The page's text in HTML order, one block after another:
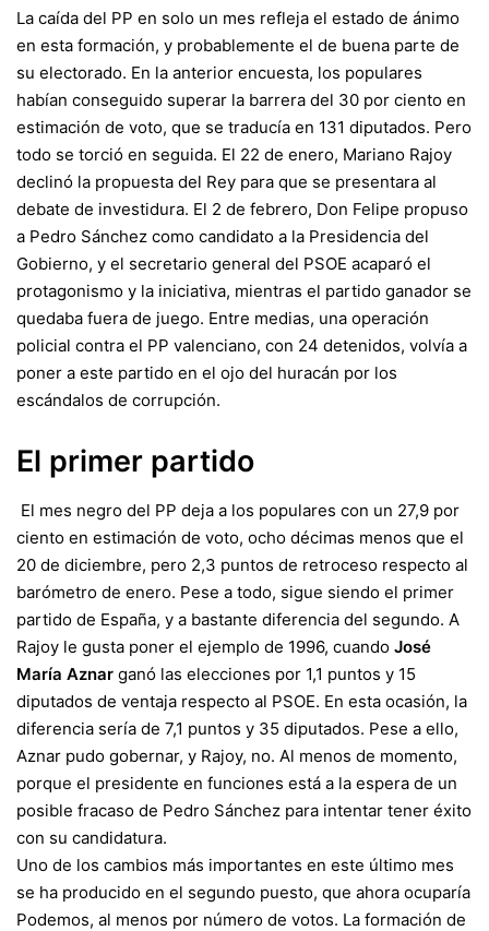
La caída del PP en solo un mes refleja el estado de ánimo
en esta formación, y probablemente el de buena parte de
su electorado. En la anterior encuesta, los populares
habían conseguido superar la barrera del 30 por ciento en
estimación de voto, que se traducía en 131 diputados. Pero
todo se torció en seguida. El 22 de enero, Mariano Rajoy
declinó la propuesta del Rey para que se presentara al
debate de investidura. El 2 de febrero, Don Felipe propuso
a Pedro Sánchez como candidato a la Presidencia del
Gobierno, y el secretario general del PSOE acaparó el
protagonismo y la iniciativa, mientras el partido ganador se
quedaba fuera de juego. Entre medias, una operación
policial contra el PP valenciano, con 24 detenidos, volvía a
poner a este partido en el ojo del huracán por los
escándalos de corrupción.
El primer partido
El mes negro del PP deja a los populares con un 27,9 por
ciento en estimación de voto, ocho décimas menos que el
20 de diciembre, pero 2,3 puntos de retroceso respecto al
barómetro de enero. Pese a todo, sigue siendo el primer
partido de España, y a bastante diferencia del segundo. A
Rajoy le gusta poner el ejemplo de 1996, cuando José
María Aznar ganó las elecciones por 1,1 puntos y 15
diputados de ventaja respecto al PSOE. En esta ocasión, la
diferencia sería de 7,1 puntos y 35 diputados. Pese a ello,
Aznar pudo gobernar, y Rajoy, no. Al menos de momento,
porque el presidente en funciones está a la espera de un
posible fracaso de Pedro Sánchez para intentar tener éxito
con su candidatura.
Uno de los cambios más importantes en este último mes
se ha producido en el segundo puesto, que ahora ocuparía
Podemos, al menos por número de votos. La formación de